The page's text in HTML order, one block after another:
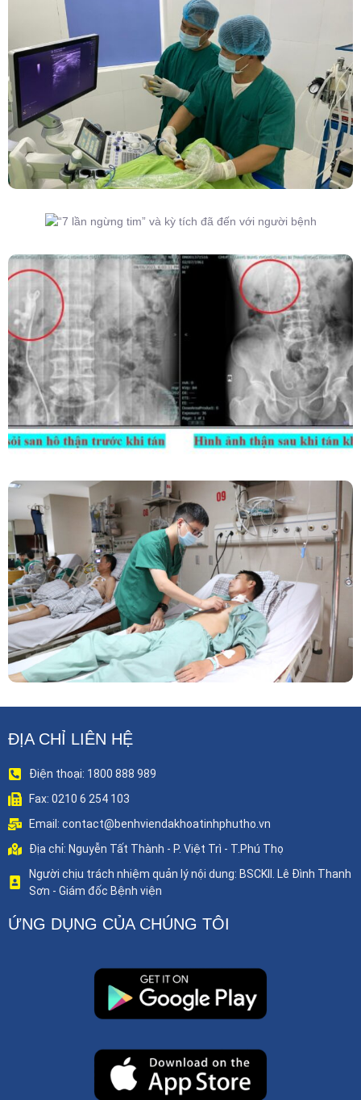
Đốt Sóng Cao Tần Dưới Siêu Âm, Điều Trị U
Lành Tuyến Giáp Không Cần Phẫu Thuật
Người Bệnh
Kết Hợp Tán Sỏi Qua Da Và Tán Sỏi Nội Soi
Ống Mềm – Kỹ Thuật Cao Loại Bỏ Triệt Để Sỏi
San Hô Thận
Phẫu Thuật Nội Soi Thay Van Tim – Bước Tiến
Vững Chắc Của Khoa Phẫu Thuật Tim Mạch
Lồng Ngực BVĐK Tỉnh Phú Thọ
ĐỊA CHỈ LIÊN HỆ
Điện thoại: 1800 888 989
Fax: 0210 6 254 103
Email: contact@benhviendakhoatinhphutho.vn
Địa chỉ: Nguyễn Tất Thành - P. Việt Trì - T.Phú Thọ
Người chịu trách nhiệm quản lý nội dung: BSCKII. Lê Đình Thanh
Sơn - Giám đốc Bệnh viện
ỨNG DỤNG CỦA CHÚNG TÔI